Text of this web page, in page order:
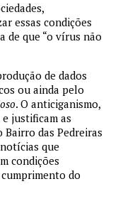
essas condições
de que “o vírus não
de dados
ou ainda pelo
. O anticiganismo,
justificam as
Bairro das Pedreiras
que
condições
do